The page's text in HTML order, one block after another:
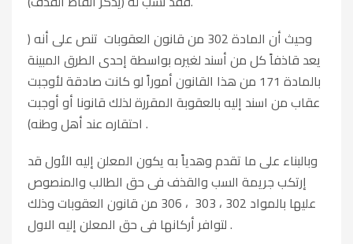
وحيث أن المادة 302 من قانون العقوبات تنص على أنه (
يعد قاذفاً كل من أسند لغيره بواسطة إحدى الطرق المبينة
بالمادة 171 من هذا القانون أموراً لو كانت صادقة لأوجبت
عقاب من اسند إليه بالعقوبة المقررة لذلك قانونا أو أوجبت
احتقاره عند أهل وطنه) .
وبالبناء على ما تقدم وهدياً به يكون المعلن إليه الأول قد
إرتكب جريمة السب والقذف فى حق الطالب والمنصوص
عليها بالمواد 302 ، 303 ، 306
من قانون العقوبات وذلك
لتوافر أركانها فى حق المعلن إليه الاول .